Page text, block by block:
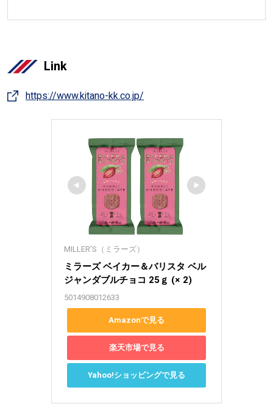
Link
https://www.kitano-kk.co.jp/
MILLER'S（ミラーズ）
ミラーズ ベイカー＆バリスタ ベル
ジャンダブルチョコ 25ｇ (× 2)
5014908012633
Amazonで見る
楽天市場で見る
Yahoo!ショッピングで見る